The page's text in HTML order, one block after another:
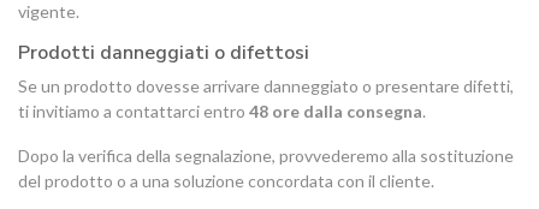
vigente.
Prodotti danneggiati o difettosi
Se un prodotto dovesse arrivare danneggiato o presentare difetti,
ti invitiamo a contattarci entro 48 ore dalla consegna.
Dopo la verifica della segnalazione, provvederemo alla sostituzione
del prodotto o a una soluzione concordata con il cliente.